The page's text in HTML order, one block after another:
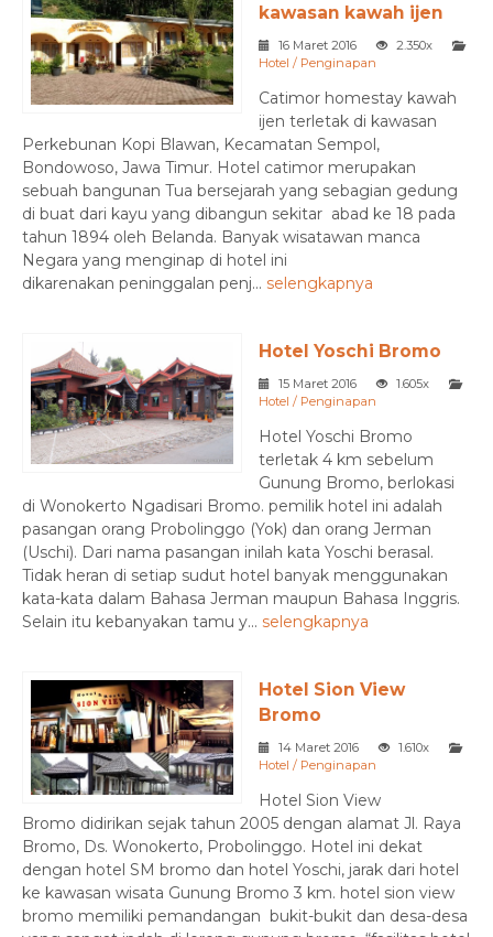
kawasan kawah ijen
16 Maret 2016
2.350x
Hotel / Penginapan
Catimor homestay kawah
ijen terletak di kawasan
Perkebunan Kopi Blawan, Kecamatan Sempol,
Bondowoso, Jawa Timur. Hotel catimor merupakan
sebuah bangunan Tua bersejarah yang sebagian gedung
di buat dari kayu yang dibangun sekitar abad ke 18 pada
tahun 1894 oleh Belanda. Banyak wisatawan manca
Negara yang menginap di hotel ini
dikarenakan peninggalan penj... selengkapnya
Hotel Yoschi Bromo
15 Maret 2016
1.605x
Hotel / Penginapan
Hotel Yoschi Bromo
terletak 4 km sebelum
Gunung Bromo, berlokasi
di Wonokerto Ngadisari Bromo. pemilik hotel ini adalah
pasangan orang Probolinggo (Yok) dan orang Jerman
(Uschi). Dari nama pasangan inilah kata Yoschi berasal.
Tidak heran di setiap sudut hotel banyak menggunakan
kata-kata dalam Bahasa Jerman maupun Bahasa Inggris.
Selain itu kebanyakan tamu y... selengkapnya
Hotel Sion View
Bromo
14 Maret 2016
1.610x
Hotel / Penginapan
Hotel Sion View
Bromo didirikan sejak tahun 2005 dengan alamat Jl. Raya
Bromo, Ds. Wonokerto, Probolinggo. Hotel ini dekat
dengan hotel SM bromo dan hotel Yoschi, jarak dari hotel
ke kawasan wisata Gunung Bromo 3 km. hotel sion view
bromo memiliki pemandangan bukit-bukit dan desa-desa